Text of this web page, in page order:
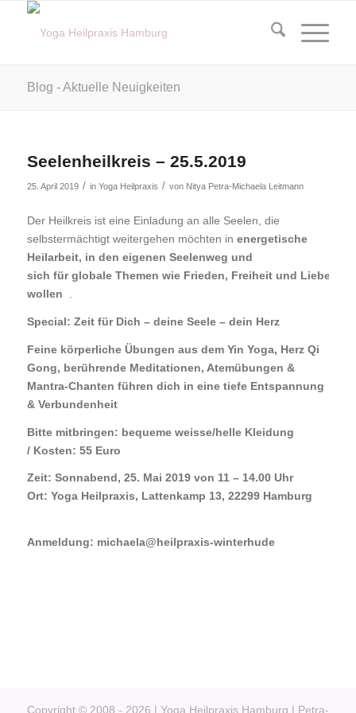
Blog - Aktuelle Neuigkeiten
Seelenheilkreis – 25.5.2019
25. April 2019 / in Yoga Heilpraxis / von Nitya Petra-Michaela Leitmann
Der Heilkreis ist eine Einladung an alle Seelen, die
selbstermächtigt weitergehen möchten in energetische
Heilarbeit, in den eigenen Seelenweg und
sich für globale Themen wie Frieden, Freiheit und Liebe
wollen
Special: Zeit für Dich – deine Seele – dein Herz
Feine körperliche Übungen aus dem Yin Yoga, Herz Qi
Gong, berührende Meditationen, Atemübungen &
Mantra-Chanten führen dich in eine tiefe Entspannung
& Verbundenheit
Bitte mitbringen: bequeme weisse/helle Kleidung
/ Kosten: 55 Euro
Zeit: Sonnabend, 25. Mai 2019 von 11 – 14.00 Uhr
Ort: Yoga Heilpraxis, Lattenkamp 13, 22299 Hamburg
Anmeldung: michaela@heilpraxis-winterhude
Copyright © 2008 - 2026 | Yoga Heilpraxis Hamburg | Petra-